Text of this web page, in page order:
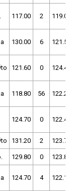
117.00 2 119.00
130.00 6 121.50
121.60 0 124.40
118.80 56 122.20
124.70 0 122.40
131.20 2 123.70
129.80 0 123.80
124.70 4 122.10